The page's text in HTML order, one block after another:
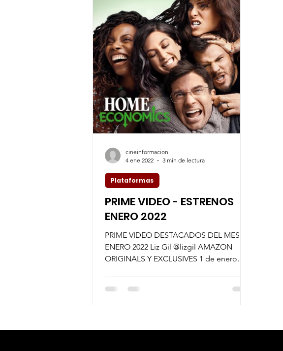
PRIME VIDEO - ESTRENOS
ENERO 2022
PRIME VIDEO DESTACADOS DEL MES
ENERO 2022 Liz Gil @lizgil AMAZON
ORIGINALS Y EXCLUSIVES 1 de enero
Plataformas
cineinformacion
4 ene 2022
3 min de lectura